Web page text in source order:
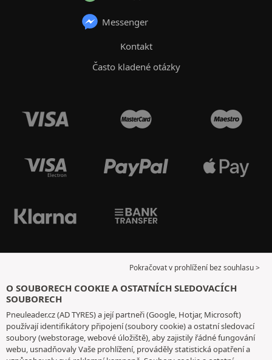
Messenger
Kontakt
Často kladené otázky
Pokračovat v prohlížení bez souhlasu >
O SOUBORECH COOKIE A OSTATNÍCH SLEDOVACÍCH
SOUBORECH
Pneuleader.cz (AD TYRES) a její partneři (Google, Hotjar, Microsoft)
používají identifikátory připojení (soubory cookie) a ostatní sledovací
soubory (webstorage, webové úložiště), aby zajistily řádné fungování
webu, usnadňovaly Vaše prohlížení, prováděly statistická opatření a